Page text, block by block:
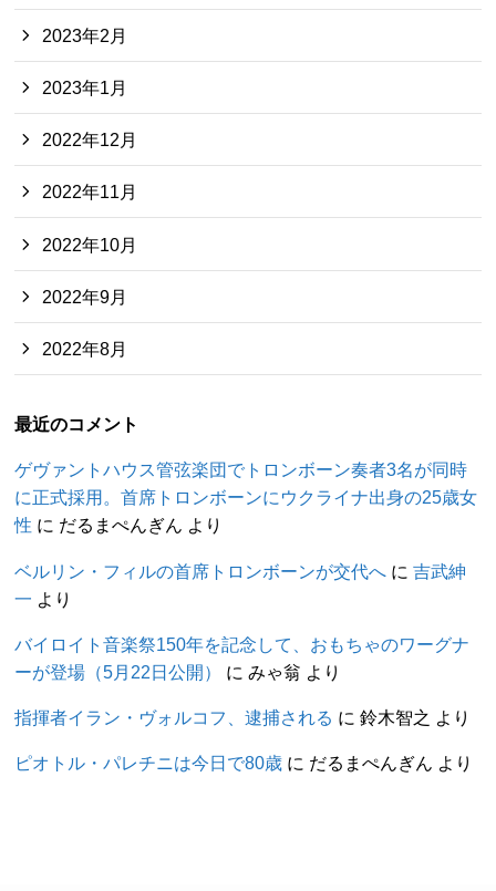
2023年2月
2023年1月
2022年12月
2022年11月
2022年10月
2022年9月
2022年8月
最近のコメント
ゲヴァントハウス管弦楽団でトロンボーン奏者3名が同時
に正式採用。首席トロンボーンにウクライナ出身の25歳女
性 に だるまぺんぎん より
ベルリン・フィルの首席トロンボーンが交代へ に吉武紳
一 より
バイロイト音楽祭150年を記念して、おもちゃのワーグナ
ーが登場（5月22日公開）
にみゃ翁 より
指揮者イラン・ヴォルコフ、逮捕される に鈴木智之 より
ピオトル・パレチニは今日で80歳 に だるまぺんぎん より